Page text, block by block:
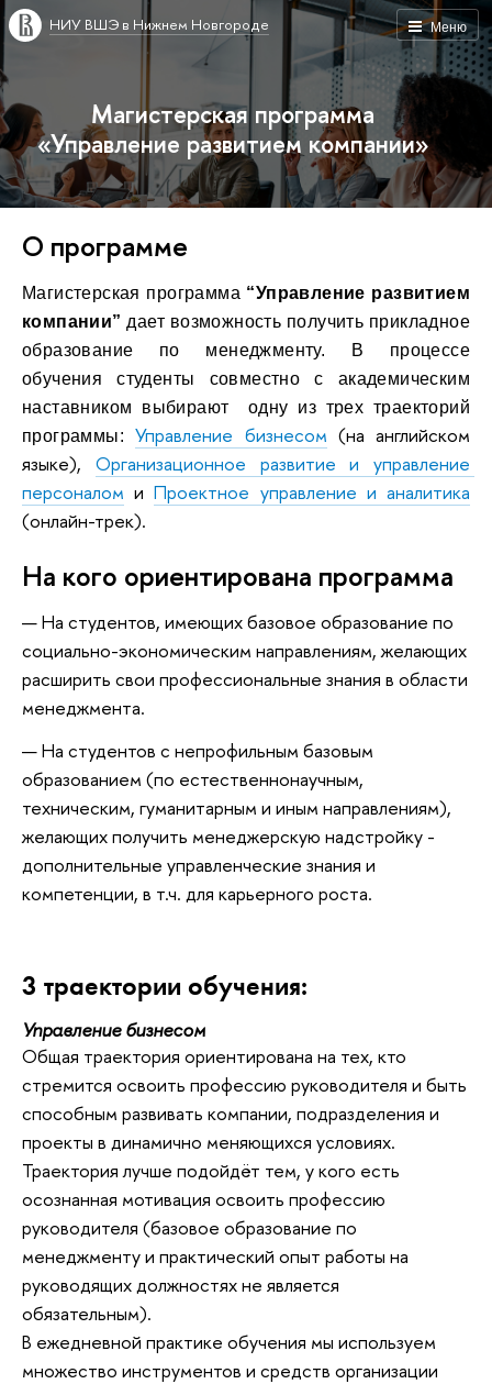
Меню
НИУ ВШЭ в Нижнем Новгороде
Магистерская программа
«Управление развитием компании»
О программе
Магистерская программа “Управление развитием
компании” дает возможность получить прикладное
образование по менеджменту. В процессе
обучения студенты совместно с академическим
наставником выбирают одну из трех траекторий
программы:
Управление бизнесом (на английском
языке),
Организационное развитие и управление
персоналом и Проектное управление и аналитика
(онлайн-трек).
На кого ориентирована программа
На студентов, имеющих базовое образование по
социально-экономическим направлениям, желающих
расширить свои профессиональные знания в области
менеджмента.
На студентов с непрофильным базовым
образованием (по естественнонаучным,
техническим, гуманитарным и иным направлениям),
желающих получить менеджерскую надстройку -
дополнительные управленческие знания и
компетенции, в т.ч. для карьерного роста.
3 траектории обучения:
Управление бизнесом
Общая траектория ориентирована на тех, кто
стремится освоить профессию руководителя и быть
способным развивать компании, подразделения и
проекты в динамично меняющихся условиях.
Траектория лучше подойдёт тем, у кого есть
осознанная мотивация освоить профессию
руководителя (базовое образование по
менеджменту и практический опыт работы на
руководящих должностях не является
обязательным).
В ежедневной практике обучения мы используем
множество инструментов и средств организации